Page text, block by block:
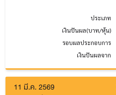
ประเภท
เงินปันผล(บาท/หุ้น)
รอบผลประกอบการ
เงินปันผลจาก
11 มี.ค. 2569